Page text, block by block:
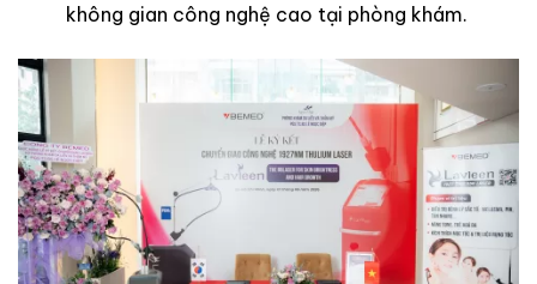
không gian công nghệ cao tại phòng khám.